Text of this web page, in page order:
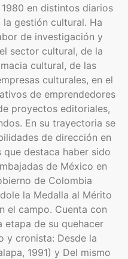
en distintos diarios
gestión cultural. Ha
de investigación y
sector cultural, de la
cultural, de las
culturales, en el
de emprendedores
proyectos editoriales,
En su trayectoria se
de dirección en
destaca haber sido
de México en
de Colombia
la Medalla al Mérito
el campo. Cuenta con
etapa de su quehacer
y cronista: Desde la
1991) y Del mismo